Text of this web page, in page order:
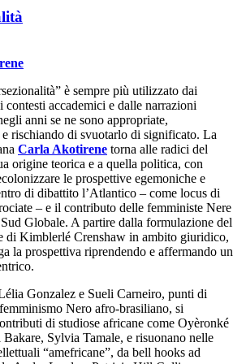
è sempre più utilizzato dai
contesti accademici e dalle narrazioni
anni se ne sono appropriate,
rischiando di svuotarlo di significato. La
Carla Akotirene torna alle radici del
origine teorica e a quella politica, con
le prospettive egemoniche e
di dibattito l’Atlantico – come locus di
– e il contributo delle femministe Nere
Globale. A partire dalla formulazione del
di Kimblerlé Crenshaw in ambito giuridico,
la prospettiva riprendendo e affermando un
Gonzalez e Sueli Carneiro, punti di
Nero afro-brasiliano, si
di studiose africane come Oyèronké
Sylvia Tamale, e risuonano nelle
“amefricane”, da bell hooks ad